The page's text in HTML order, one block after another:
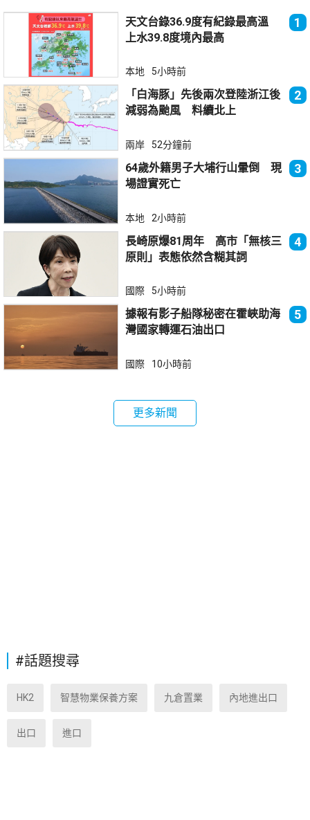
天文台錄36.9度有紀錄最高溫
上水39.8度境內最高
1
本地 5小時前
「白海豚」先後兩次登陸浙江後
減弱為颱風 料續北上
2
兩岸 52分鐘前
64歲外籍男子大埔行山暈倒 現
場證實死亡
3
本地 2小時前
長崎原爆81周年 高市「無核三
原則」表態依然含糊其詞
4
國際 5小時前
據報有影子船隊秘密在霍峽助海
灣國家轉運石油出口
5
國際 10小時前
更多新聞
#話題搜尋
HK2 智慧物業保養方案 九倉置業 內地進出口
出口 進口